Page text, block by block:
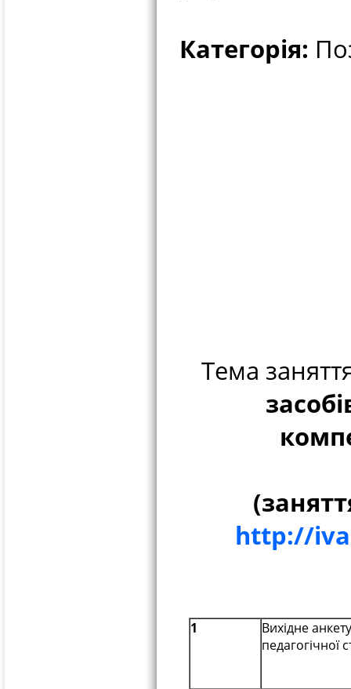
Категорія:
Тема
http://
1
Вихідне
педагогічної